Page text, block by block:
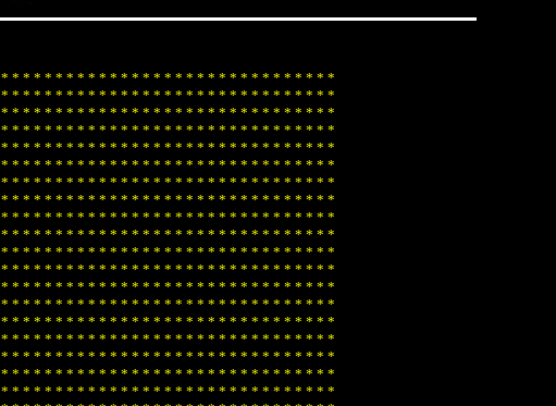
* * * * * * * * * * * * * * * * * * * * * * * * * * * * * * *
* * * * * * * * * * * * * * * * * * * * * * * * * * * * * * *
* * * * * * * * * * * * * * * * * * * * * * * * * * * * * * *
* * * * * * * * * * * * * * * * * * * * * * * * * * * * * * *
* * * * * * * * * * * * * * * * * * * * * * * * * * * * * * *
* * * * * * * * * * * * * * * * * * * * * * * * * * * * * * *
* * * * * * * * * * * * * * * * * * * * * * * * * * * * * * *
* * * * * * * * * * * * * * * * * * * * * * * * * * * * * * *
* * * * * * * * * * * * * * * * * * * * * * * * * * * * * * *
* * * * * * * * * * * * * * * * * * * * * * * * * * * * * * *
* * * * * * * * * * * * * * * * * * * * * * * * * * * * * * *
* * * * * * * * * * * * * * * * * * * * * * * * * * * * * * *
* * * * * * * * * * * * * * * * * * * * * * * * * * * * * * *
* * * * * * * * * * * * * * * * * * * * * * * * * * * * * * *
* * * * * * * * * * * * * * * * * * * * * * * * * * * * * * *
* * * * * * * * * * * * * * * * * * * * * * * * * * * * * * *
* * * * * * * * * * * * * * * * * * * * * * * * * * * * * * *
* * * * * * * * * * * * * * * * * * * * * * * * * * * * * * *
* * * * * * * * * * * * * * * * * * * * * * * * * * * * * * *